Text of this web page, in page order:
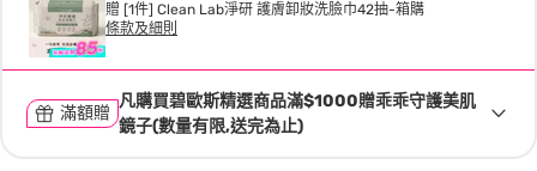
贈 [1件] Clean Lab淨研 護膚卸妝洗臉巾42抽-箱購
條款及細則
滿額贈
凡購買碧歐斯精選商品滿$1000贈乖乖守護美肌
鏡子(數量有限,送完為止)